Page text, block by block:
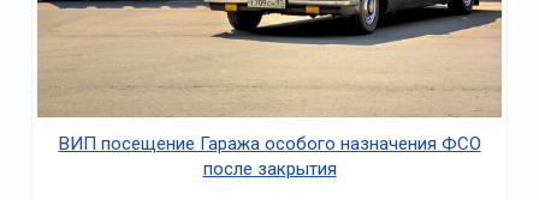
ВИП посещение Гаража особого назначения ФСО
после закрытия